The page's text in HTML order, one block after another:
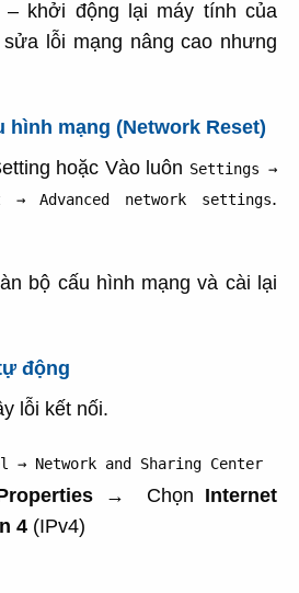
khởi động lại máy tính của
lỗi mạng nâng cao nhưng
hình mạng (Network Reset)
hoặc Vào luôn Settings →
→ Advanced network settings.
bộ cấu hình mạng và cài lại
động
lỗi kết nối.
→ Network and Sharing Center
→ Chọn Internet
4(IPv4)